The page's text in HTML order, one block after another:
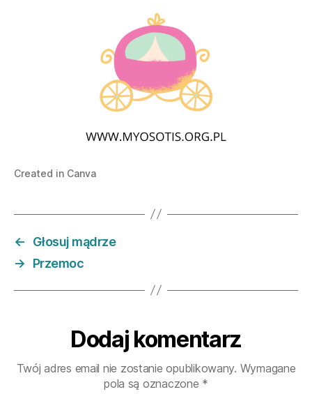
Created in Canva
←
Głosuj mądrze
→
Przemoc
Dodaj komentarz
Twój adres email nie zostanie opublikowany. Wymagane
pola są oznaczone *